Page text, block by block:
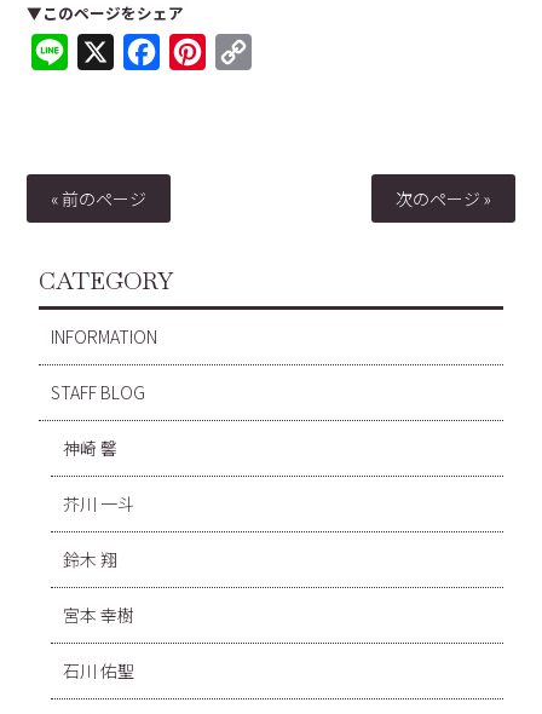
▼このページをシェア
Line FacebookPinterest
« 前のページ 次のページ »
CATEGORY
INFORMATION
STAFF BLOG
神崎 馨
芥川 一斗
鈴木 翔
宮本 幸樹
石川 佑聖